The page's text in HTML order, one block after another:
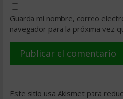
Guarda mi nombre, correo
navegador para la próxima vez
Este sitio usa Akismet para